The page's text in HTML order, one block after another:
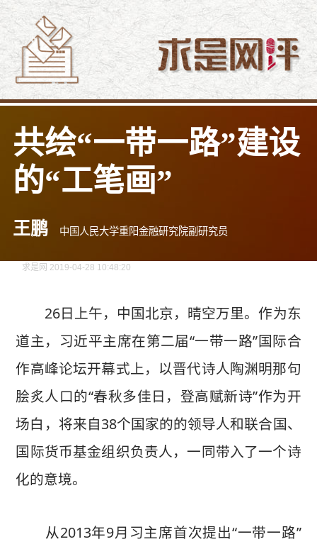
共绘“一带一路”建设
的“工笔画”
王鹏 中国人民大学重阳金融研究院副研究员
求是网 2019-04-28 10:48:20
26日上午，中国北京，晴空万里。作为东
道主，习近平主席在第二届“一带一路”国际合
作高峰论坛开幕式上，以晋代诗人陶渊明那句
脍炙人口的“春秋多佳日，登高赋新诗”作为开
场白，将来自38个国家的的领导人和联合国、
国际货币基金组织负责人，一同带入了一个诗
化的意境。
从2013年9月习主席首次提出“一带一路”